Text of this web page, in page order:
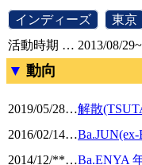
インディーズ 東京
活動時期 … 2013/08/
動向
2019/05/28…解散
2016/02/14…
2014/12/**…Ba.ENYA